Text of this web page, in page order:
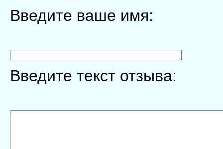
Введите ваше имя:
Введите текст отзыва: